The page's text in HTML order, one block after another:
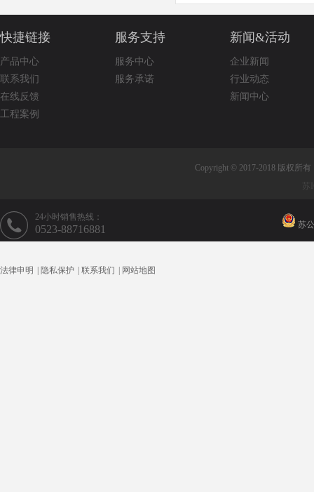
快捷链接
产品中心
联系我们
在线反馈
工程案例
服务支持
服务中心
服务承诺
新闻&活动
企业新闻
行业动态
新闻中心
24小时销售热线：
0523-88716881
法律申明 隐私保护 联系我们 网站地图
Copyright © 2017-2018 版权所
苏